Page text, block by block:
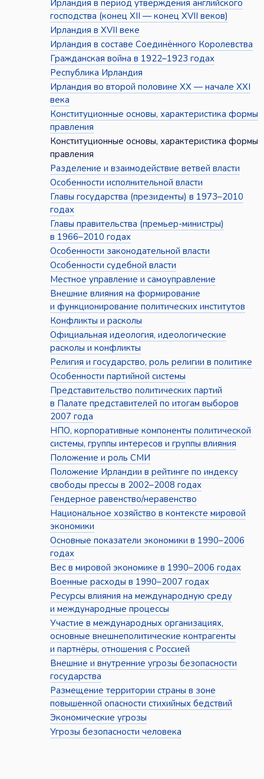
Ирландия в период утверждения английского
господства (конец XII — конец XVII веков)
Ирландия в XVII веке
Ирландия в составе Соединённого Королевства
Гражданская война в 1922–1923 годах
Республика Ирландия
Ирландия во второй половине XX — начале XXI
века
Конституционные основы, характеристика формы
правления
Конституционные основы, характеристика формы
правления
Разделение и взаимодействие ветвей власти
Особенности исполнительной власти
Главы государства (президенты) в 1973–2010
годах
Главы правительства (премьер-министры)
в 1966–2010 годах
Особенности законодательной власти
Особенности судебной власти
Местное управление и самоуправление
Внешние влияния на формирование
и функционирование политических институтов
Конфликты и расколы
Официальная идеология, идеологические
расколы и конфликты
Религия и государство, роль религии в политике
Особенности партийной системы
Представительство политических партий
в Палате представителей по итогам выборов
2007 года
НПО, корпоративные компоненты политической
системы, группы интересов и группы влияния
Положение и роль СМИ
Положение Ирландии в рейтинге по индексу
свободы прессы в 2002–2008 годах
Гендерное равенство/неравенство
Национальное хозяйство в контексте мировой
экономики
Основные показатели экономики в 1990–2006
годах
Вес в мировой экономике в 1990–2006 годах
Военные расходы в 1990–2007 годах
Ресурсы влияния на международную среду
и международные процессы
Участие в международных организациях,
основные внешнеполитические контрагенты
и партнёры, отношения с Россией
Внешние и внутренние угрозы безопасности
государства
Размещение территории страны в зоне
повышенной опасности стихийных бедствий
Экономические угрозы
Угрозы безопасности человека